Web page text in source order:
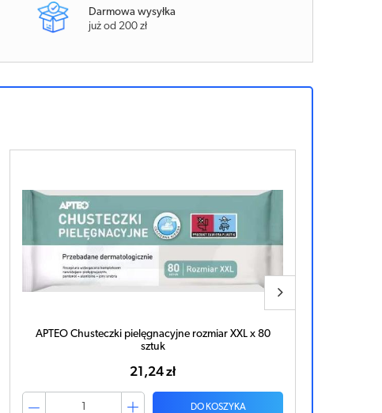
Darmowa wysyłka
już od 200 zł
TENA Wet Wipes Chusteczki nawilżane x 80 sztuk
21,33 zł
DO KOSZYKA